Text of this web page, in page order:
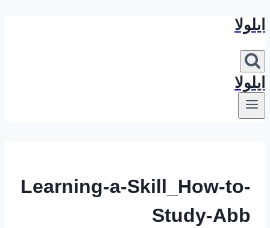
بازگشت
محتوا
ایلولا
ایلولا
Learning-a-Skill_How-to-
Study-Abb